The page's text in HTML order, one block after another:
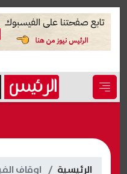
الرئيسية اوقاف